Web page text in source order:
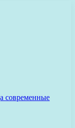
современные